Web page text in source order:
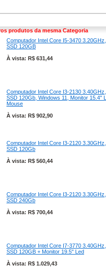
produtos da mesma Categoria
Computador Intel Core I5-3470
SSD 120GB
À vista: R$ 631,44
Computador Intel Core I3-2130
SSD 120Gb, Windows 11, Monitor 15.4"
Mouse
À vista: R$ 902,90
Computador Intel Core I3-2120
SSD 120Gb
À vista: R$ 560,44
Computador Intel Core I3-2120
SSD 240Gb
À vista: R$ 700,44
Computador Intel Core I7-3770
SSD 120GB + Monitor 19.5" Led
À vista: R$ 1.029,43